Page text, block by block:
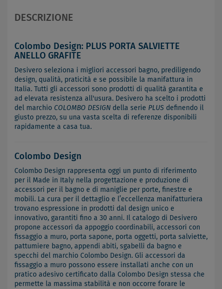
DESCRIZIONE
Colombo Design: PLUS PORTA SALVIETTE
ANELLO GRAFITE
Desivero seleziona i migliori accessori bagno, prediligendo
design, qualità, praticità e se possibile la manifattura in
Italia. Tutti gli accessori sono prodotti di qualità garantita e
ad elevata resistenza all'usura. Desivero ha scelto i prodotti
del marchio COLOMBO DESIGN della serie PLUS definendo il
giusto prezzo, su una vasta scelta di referenze disponibili
rapidamente a casa tua.
Colombo Design
Colombo Design rappresenta oggi un punto di riferimento
per il Made in Italy nella progettazione e produzione di
accessori per il bagno e di maniglie per porte, finestre e
mobili. La cura per il dettaglio e l’eccellenza manifatturiera
trovano espressione in prodotti dal design unico e
innovativo, garantiti fino a 30 anni. Il catalogo di Desivero
propone accessori da appoggio coordinabili, accessori con
fissaggio a muro, porta sapone, porta oggetti, porta salviette,
pattumiere bagno, appendi abiti, sgabelli da bagno e
specchi del marchio Colombo Design. Gli accessori da
fissaggio a muro possono essere installati anche con un
pratico adesivo certificato dalla Colombo Design stessa che
permette la massima stabilità e non occorre forare le